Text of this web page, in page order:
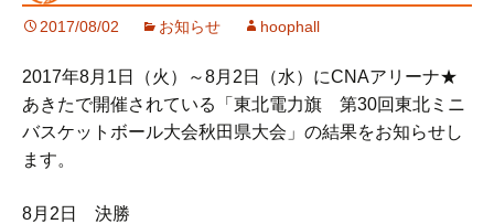
ツ
ス
キ
ッ
2017/08/02 お知らせ hoophall
2017年8月1日（火）～8月2日（水）にCNAアリーナ★
あきたで開催されている「東北電力旗 第30回東北ミニ
バスケットボール大会秋田県大会」の結果をお知らせし
ます。
8月2日 決勝